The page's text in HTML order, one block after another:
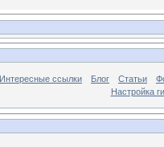
Интересные ссылки Блог Статьи
Настройка